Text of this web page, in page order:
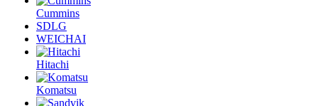
Cummins
SDLG
WEICHAI
Hitachi
Komatsu